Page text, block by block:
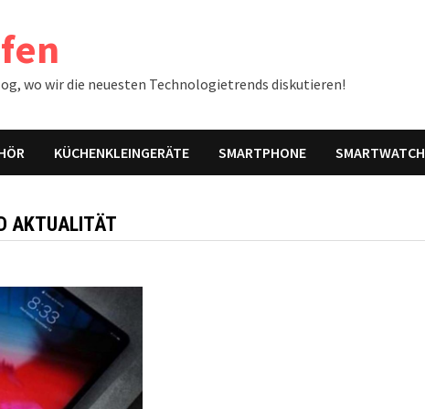
wo wir die neuesten Technologietrends diskutieren!
KÜCHENKLEINGERÄTE SMARTPHONE SMARTWATCH
AKTUALITÄT